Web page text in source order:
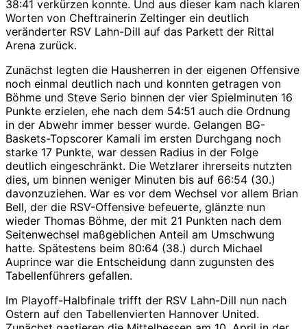
38:41 verkürzen konnte. Und aus dieser kam nach klaren
Worten von Cheftrainerin Zeltinger ein deutlich
veränderter RSV Lahn-Dill auf das Parkett der Rittal
Arena zurück.
Zunächst legten die Hausherren in der eigenen Offensive
noch einmal deutlich nach und konnten getragen von
Böhme und Steve Serio binnen der vier Spielminuten 16
Punkte erzielen, ehe nach dem 54:51 auch die Ordnung
in der Abwehr immer besser wurde. Gelangen BG-
Baskets-Topscorer Kamali im ersten Durchgang noch
starke 17 Punkte, war dessen Radius in der Folge
deutlich eingeschränkt. Die Wetzlarer ihrerseits nutzten
dies, um binnen weniger Minuten bis auf 66:54 (30.)
davonzuziehen. War es vor dem Wechsel vor allem Brian
Bell, der die RSV-Offensive befeuerte, glänzte nun
wieder Thomas Böhme, der mit 21 Punkten nach dem
Seitenwechsel maßgeblichen Anteil am Umschwung
hatte. Spätestens beim 80:64 (38.) durch Michael
Auprince war die Entscheidung dann zugunsten des
Tabellenführers gefallen.
Im Playoff-Halbfinale trifft der RSV Lahn-Dill nun nach
Ostern auf den Tabellenvierten Hannover United.